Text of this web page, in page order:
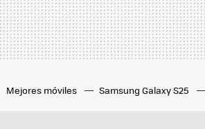
Mejores móviles Samsung Galaxy S25